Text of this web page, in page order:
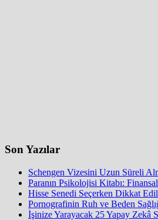
Son Yazılar
Schengen Vizesini Uzun Süreli
Paranın Psikolojisi Kitabı:
Hisse Senedi Seçerken Dikkat
Pornografinin Ruh ve Beden
İşinize Yarayacak 25 Yapay Zekâ